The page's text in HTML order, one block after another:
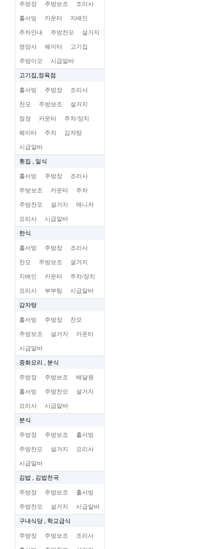
주방장 주방보조 조리사
홀서빙 카운터 지배인
주차안내 주방찬모 설거지
영양사 웨이터 고기집
주방이모 시급알바
고기집,정육점
홀서빙 주방장 조리사
찬모 주방보조 설거지
점장 카운타 주차/장치
웨이터 주차 감자탕
시급알바
횟집 , 일식
홀서빙 주방장 조리사
주방보조 카운터 주차
주방찬모 설거지 매니저
요리사 시급알바
한식
홀서빙 주방장 조리사
찬모 주방보조 설거지
지배인 카운터 주차/장치
요리사 부부팀 시급알바
감자탕
홀서빙 주방장 찬모
주방보조 설거지 카운터
시급알바
중화요리 , 분식
주방장 주방보조 배달원
홀서빙 주방찬모 설거지
요리사 시급알바
분식
주방장 주방보조 홀서빙
주방찬모 설거지 요리사
시급알바
김밥 , 김밥천국
주방장 주방보조 홀서빙
주방찬모 설거지 시급알바
구내식당 , 학교급식
주방장 주방보조 조리사